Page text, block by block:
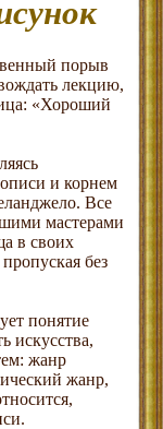
порыв
лекцию,
«Хороший
и корнем
Все
мастерами
в своих
без
понятие
искусства,
жанр
жанр,